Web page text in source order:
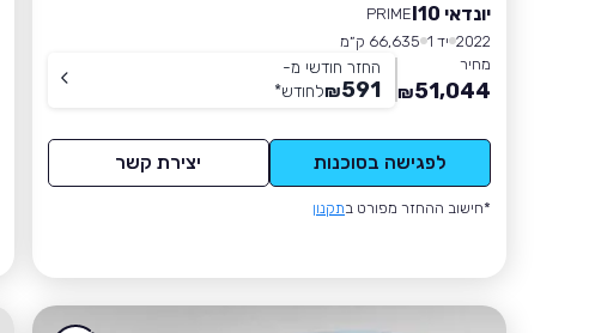
יונדאי I10
PRIME
2022 יד 1
66,635 ק״מ
מחיר
51,044
₪
החזר חודשי מ-
591
₪לחודש*
לפגישה בסוכנות יצירת קשר
*חישוב ההחזר מפורט בתקנון